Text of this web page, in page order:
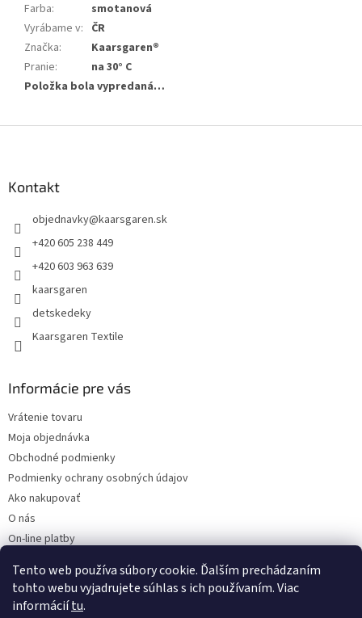
Tento web používa súbory cookie. Ďalším prechádzaním
tohto webu vyjadrujete súhlas s ich používaním. Viac
informáciítu.
Farba:
smotanová
Vyrábame v: ČR
Značka:
Kaarsgaren®
Pranie:
na 30° C
Položka bola vypredaná…
Kontakt
objednavky@kaarsgaren.sk
+420 605 238 449
+420 603 963 639
kaarsgaren
detskedeky
Kaarsgaren Textile
Informácie pre vás
Vrátenie tovaru
Moja objednávka
Obchodné podmienky
Podmienky ochrany osobných údajov
Ako nakupovať
O nás
On-line platby
Čo dať do kočíka v zime?